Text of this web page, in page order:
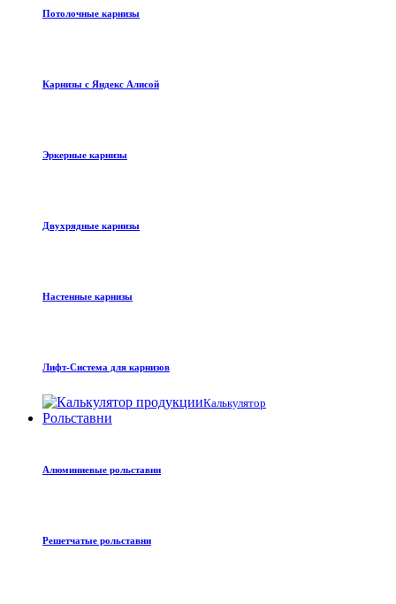
Потолочные карнизы
Карнизы с Яндекс Алисой
Эркерные карнизы
Двухрядные карнизы
Настенные карнизы
Лифт-Система для карнизов
Калькулятор
Рольставни
Алюминиевые рольставни
Решетчатые рольставни